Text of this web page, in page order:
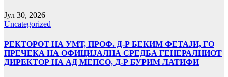
Јул 30, 2026
Uncategorized
РЕКТОРОТ НА УМТ, ПРОФ. Д-Р БЕКИМ ФЕТАЈИ, ГО
ПРЕЧЕКА НА ОФИЦИЈАЛНА СРЕДБА ГЕНЕРАЛНИОТ
ДИРЕКТОР НА АД МЕПСО, Д-Р БУРИМ ЛАТИФИ